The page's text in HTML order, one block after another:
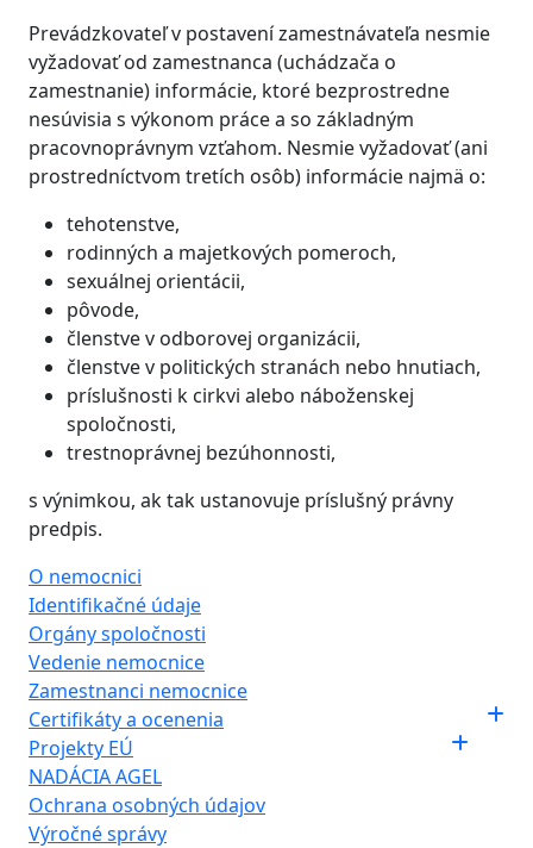
Prevádzkovateľ v postavení zamestnávateľa nesmie
vyžadovať od zamestnanca (uchádzača o
zamestnanie) informácie, ktoré bezprostredne
nesúvisia s výkonom práce a so základným
pracovnoprávnym vzťahom. Nesmie vyžadovať (ani
prostredníctvom tretích osôb) informácie najmä o:
tehotenstve,
rodinných a majetkových pomeroch,
sexuálnej orientácii,
pôvode,
členstve v odborovej organizácii,
členstve v politických stranách nebo hnutiach,
príslušnosti k cirkvi alebo náboženskej
spoločnosti,
trestnoprávnej bezúhonnosti,
s výnimkou, ak tak ustanovuje príslušný právny
predpis.
O nemocnici
Identifikačné údaje
Orgány spoločnosti
Vedenie nemocnice
Zamestnanci nemocnice
Certifikáty a ocenenia
Projekty EÚ
NADÁCIA AGEL
Ochrana osobných údajov
Výročné správy